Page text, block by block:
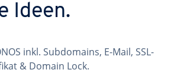
Ideen.
inkl. Subdomains, E-Mail, SSL-
& Domain Lock.